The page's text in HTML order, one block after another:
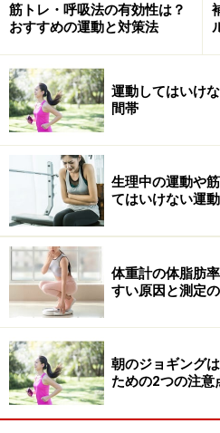
使われない筋肉は次第に萎縮
縮）。さらに筋肉量の低下
め、より太りやすい体になって
40～50代の女性が太
イント
40～50代の女性は、更年期に
解し、体重増加を抑えるため
大切です。主なポイントと
す。
運動量・活動量を増やし
と（主に有酸素運動）
筋肉量を増やして基礎代
筋トレ・呼吸法の有効性は？
おすすめの運動と対策法
運動してはいけ
間帯
生理中の運動や
てはいけない運
体重計の体脂肪
すい原因と測定
朝のジョギング
ための2つの注意